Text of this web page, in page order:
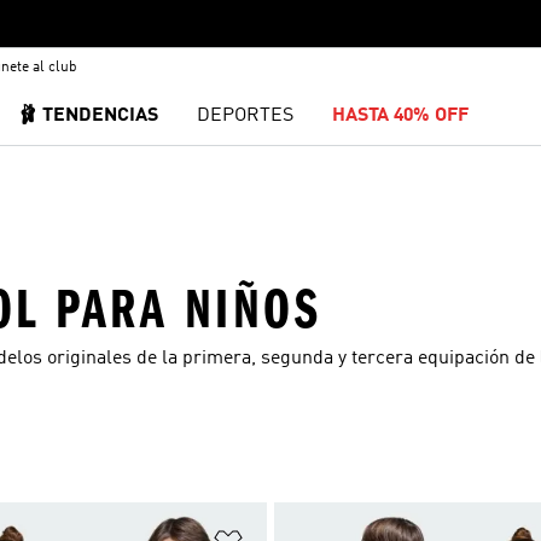
al club
🩰 TENDENCIAS DEPORTES HASTA 40% OFF
PARA NIÑOS
originales de la primera, segunda y tercera equipación de
de deseos Añadir a la lista de deseos